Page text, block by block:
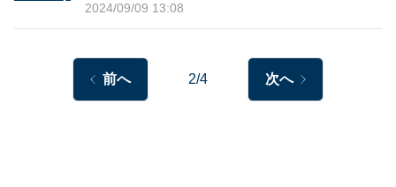
2024/09/09 13:08
前へ 2/4 次へ